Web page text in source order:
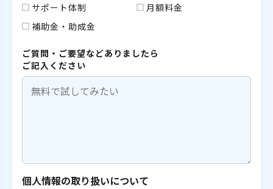
サポート体制
月額料金
補助金・助成金
ご質問・ご要望などありましたら
ご記入ください
個人情報の取り扱いについて